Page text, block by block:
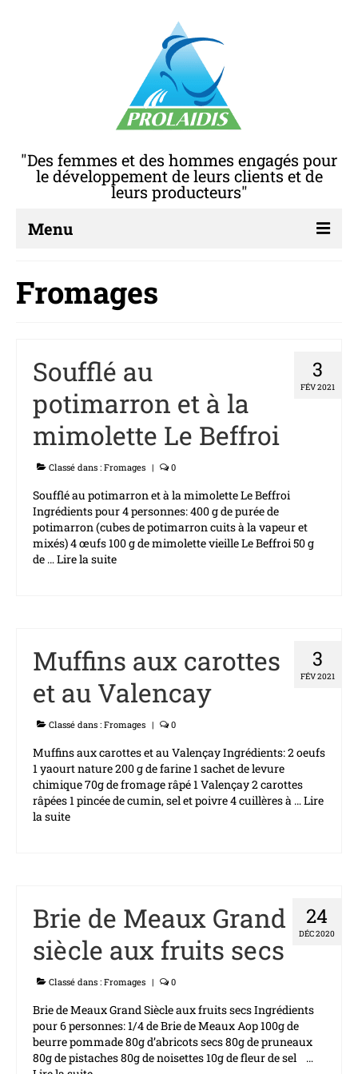
"Des femmes et des hommes engagés pour
le développement de leurs clients et de
leurs producteurs"
Menu
Qui sommes – nous?
Contact
VOS METIERS
Restauration Commerciale
Crémiers – Artisans
NOTRE OFFRE
Crèmerie
Boucherie
Epicerie / Produits non alimentaires
Nos recettes de cuisine
RECRUTEMENT
Nos offres d’emploi
COMMANDE EN LIGNE
Fromages
3
FÉV 2021
Soufflé au
potimarron et à la
mimolette Le Beffroi
Classé dans : Fromages | 0
Soufflé au potimarron et à la mimolette Le Beffroi
Ingrédients pour 4 personnes: 400 g de purée de
potimarron (cubes de potimarron cuits à la vapeur et
mixés) 4 œufs 100 g de mimolette vieille Le Beffroi 50 g
de …Lire la suite­­
3
FÉV 2021
Muffins aux carottes
et au Valencay
Classé dans : Fromages | 0
Muffins aux carottes et au Valençay Ingrédients: 2 oeufs
1 yaourt nature 200 g de farine 1 sachet de levure
chimique 70g de fromage râpé 1 Valençay 2 carottes
râpées 1 pincée de cumin, sel et poivre 4 cuillères à …Lire
la suite­­
24
DÉC 2020
Brie de Meaux Grand
siècle aux fruits secs
Classé dans : Fromages | 0
Brie de Meaux Grand Siècle aux fruits secs Ingrédients
pour 6 personnes: 1/4 de Brie de Meaux Aop 100g de
beurre pommade 80g d’abricots secs 80g de pruneaux
80g de pistaches 80g de noisettes 10g de fleur de sel …